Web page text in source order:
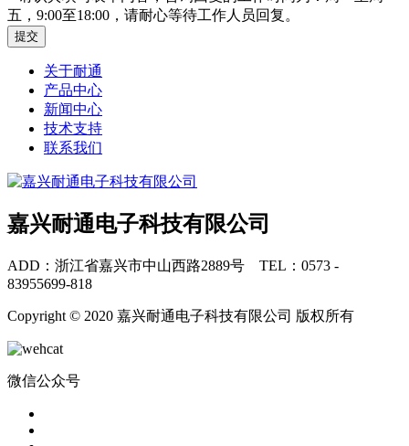
五，9:00至18:00，请耐心等待工作人员回复。
关于耐通
产品中心
新闻中心
技术支持
联系我们
嘉兴耐通电子科技有限公司
ADD：浙江省嘉兴市中山西路2889号 TEL：0573 -
83955699-818
Copyright © 2020 嘉兴耐通电子科技有限公司 版权所有
微信公众号